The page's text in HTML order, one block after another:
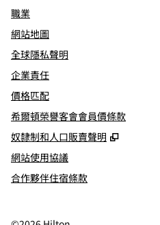
職業
網站地圖
全球隱私聲明
企業責任
價格匹配
希爾頓榮譽客會會員價條款
奴隸制和人口販賣聲明
,
網站使用協議
合作夥伴住宿條款